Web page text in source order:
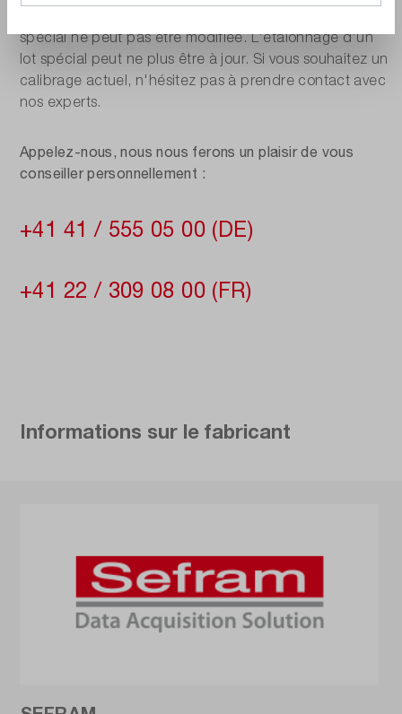
spécial ne peut pas être modifiée. L'étalonnage d'un
lot spécial peut ne plus être à jour. Si vous souhaitez un
calibrage actuel, n'hésitez pas à prendre contact avec
nos experts.
Appelez-nous, nous nous ferons un plaisir de vous
conseiller personnellement :
+41 41 / 555 05 00 (DE)
+41 22 / 309 08 00 (FR)
Informations sur le fabricant